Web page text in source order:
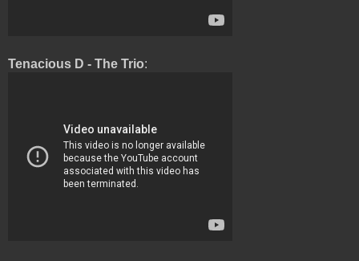
Tenacious D - The Trio: